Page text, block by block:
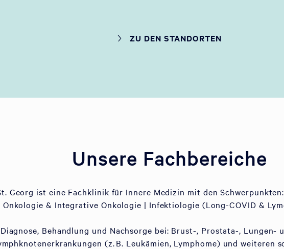
ZU DEN STANDORTEN
Unsere Fachbereiche
Georg ist eine Fachklinik für Innere Medizin mit den
Onkologie & Integrative Onkologie | Infektiologie (Long-COVID &
Behandlung und Nachsorge bei: Brust-, Prostata-, Lungen-
(z. B. Leukämien, Lymphome) und weiteren